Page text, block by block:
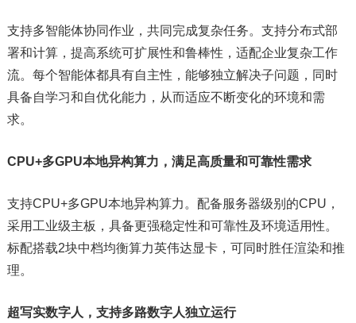
支持多智能体协同作业，共同完成复杂任务。支持分布式部
署和计算，提高系统可扩展性和鲁棒性，适配企业复杂工作
流。每个智能体都具有自主性，能够独立解决子问题，同时
具备自学习和自优化能力，从而适应不断变化的环境和需
求。
CPU+多GPU本地异构算力 ， 满足高质量和可靠性需求
支持CPU+多GPU本地异构算力。配备服务器级别的CPU，
采用工业级主板，具备更强稳定性和可靠性及环境适用性。
标配搭载2块中档均衡算力英伟达显卡，可同时胜任渲染和推
理。
超写实数字人 ， 支持多路数字人独立运行